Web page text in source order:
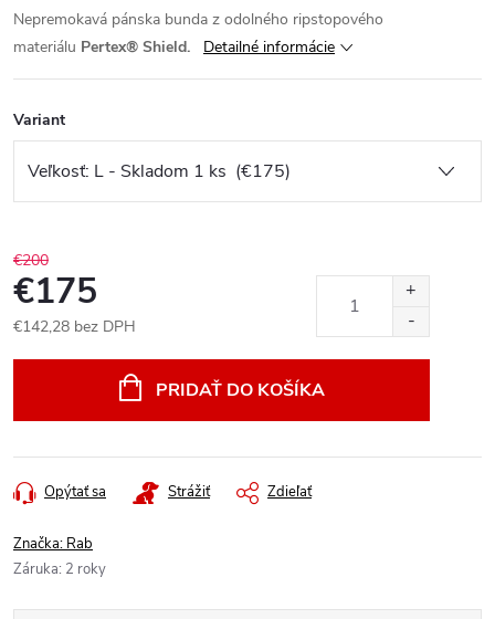
Nepremokavá pánska bunda z odolného ripstopového
materiálu Pertex® Shield. Detailné informácie
Variant
€200
€175
€142,28 bez DPH
PRIDAŤ DO KOŠÍKA
Opýtať sa Strážiť Zdieľať
Značka: Rab
Záruka: 2 roky